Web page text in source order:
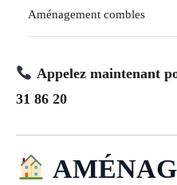
Aménagement combles
Appelez maintenant
31 86 20